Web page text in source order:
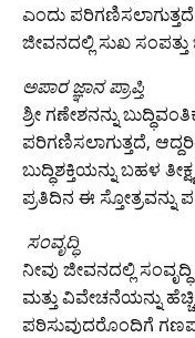
ಎಂದು
ಜೀವನದಲ್ಲಿ ಸುಖ ಸಂಪತ್ತು
​ಅಪಾರ ಜ್ಞಾನ ಪ್ರಾಪ್ತಿ
ಶ್ರೀ ಗಣೇಶನನ್ನು
ಪರಿಗಣಿಸಲಾಗುತ್ತದೆ,
ಬುದ್ಧಿಶಕ್ತಿಯನ್ನು ಬಹಳ
ಪ್ರತಿದಿನ ಈ ಸ್ತೋತ್ರವನ್ನು
ಸಂವೃದ್ಧಿ
ನೀವು ಜೀವನದಲ್ಲಿ
ಮತ್ತು ವಿವೇಚನೆಯನ್ನು
ಪಠಿಸುವುದರೊಂದಿಗೆ